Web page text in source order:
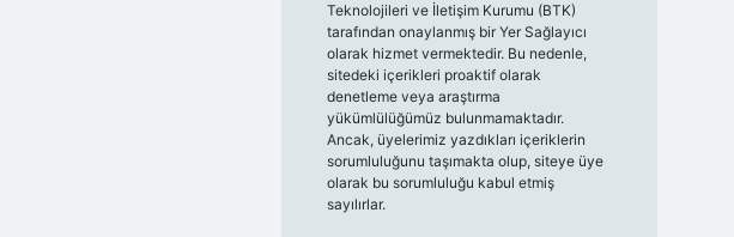
Teknolojileri ve İletişim Kurumu (BTK)
tarafından onaylanmış bir Yer Sağlayıcı
olarak hizmet vermektedir. Bu nedenle,
sitedeki içerikleri proaktif olarak
denetleme veya araştırma
yükümlülüğümüz bulunmamaktadır.
Ancak, üyelerimiz yazdıkları içeriklerin
sorumluluğunu taşımakta olup, siteye üye
olarak bu sorumluluğu kabul etmiş
sayılırlar.